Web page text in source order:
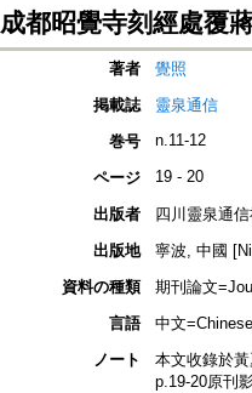
成都昭覺寺刻經處覆
著者
覺照
掲載誌
靈泉通信
巻号
n.11-12
ページ 19 - 20
出版者
四川靈泉通信
出版地
寧波, 中國
資料の種類
期刊論文
言語
中文=Chinese
ノート
本文收錄於
p.19-20原刊影